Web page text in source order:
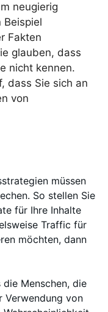
neugierig
Beispiel
Fakten
glauben, dass
nicht kennen.
dass Sie sich an
von
müssen
So stellen Sie
für Ihre Inhalte
Traffic für
möchten, dann
Menschen, die
Verwendung von